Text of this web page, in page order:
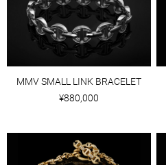
MMV SMALL LINK BRACELET
¥880,000